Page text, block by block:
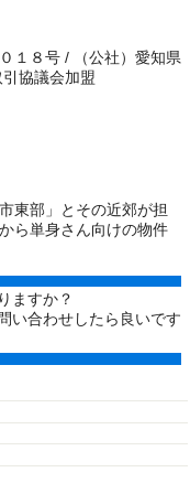
１８号 /
（公社）愛知県
協議会加盟
東部」とその近郊が担
ら単身さん向けの物件
ますか？
い合わせしたら良いです